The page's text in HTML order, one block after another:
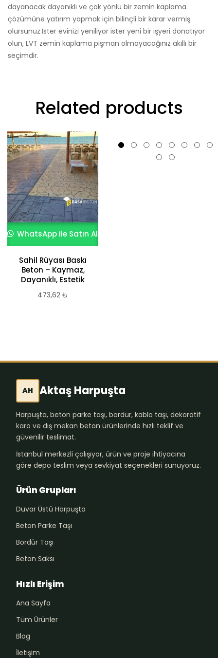
dayanacak dayanıklı ve çok yönlü bir zemin kaplama
çözümüne yatırım yapmak için bilinçli bir karar vermiş
olursunuz.İster evinizi yeniliyor ister yeni bir işyeri donatıyor
olun, LVT zemin kaplama pişman olmayacağınız akıllı bir
seçimdir.
Related products
WhatsApp ile Satın Al
Sahil Rüyası Baskı
Beton – Kaymaz,
Dayanıklı, Estetik
473,62 ₺
AH Aktaş Harpuşta
Harpuşta, beton parke taşı, bordür, kablo taşı, dekoratif
karo ve dış mekan beton ürünlerinde hızlı teklif ve
güvenilir teslimat.
İstanbul merkezli çalışıyor, ürün ve proje ihtiyacına
göre depo teslim veya sevkiyat seçenekleri sunuyoruz.
Ürün Grupları
Duvar Üstü Harpuşta
Beton Parke Taşı
Bordür Taşı
Beton Saksı
Hızlı Erişim
Ana Sayfa
Tüm Ürünler
Blog
İletişim